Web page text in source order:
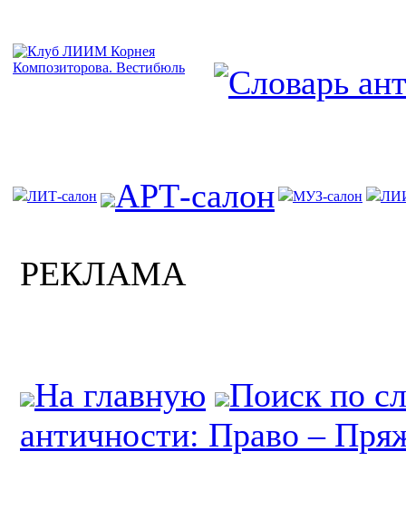
ЛИТ-салон АРТ-салон МУЗ-салон
РЕКЛАМА
На главную
Поиск по
античности: Право –